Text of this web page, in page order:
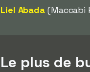
Liel Abada (Maccabi
Le plus de